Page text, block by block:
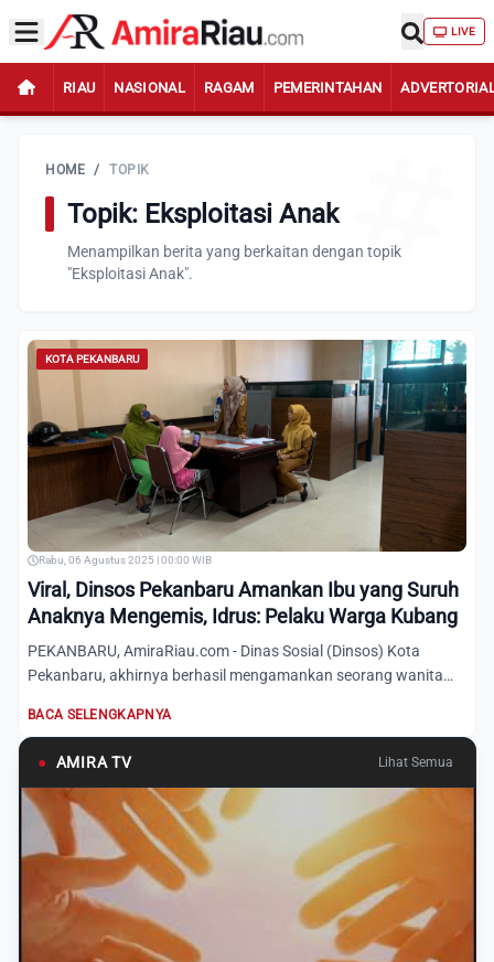
LIVE
RIAU NASIONAL RAGAM PEMERINTAHAN
HOME / TOPIK
Topik: Eksploitasi Anak
Menampilkan berita yang berkaitan dengan topik
"Eksploitasi Anak".
KOTA PEKANBARU
Rabu, 06 Agustus 2025 | 00:00 WIB
Viral, Dinsos Pekanbaru Amankan Ibu yang Suruh
Anaknya Mengemis, Idrus: Pelaku Warga Kubang
PEKANBARU, AmiraRiau.com - Dinas Sosial (Dinsos) Kota
Pekanbaru, akhirnya berhasil mengamankan seorang wanita
BACA SELENGKAPNYA
● AMIRA TV Lihat Semua